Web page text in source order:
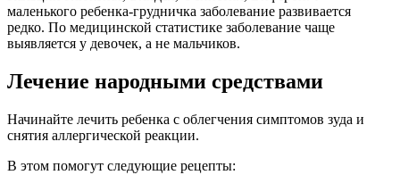
маленького ребенка-грудничка заболевание развивается
редко. По медицинской статистике заболевание чаще
выявляется у девочек, а не мальчиков.
Лечение народными средствами
Начинайте лечить ребенка с облегчения симптомов зуда и
снятия аллергической реакции.
В этом помогут следующие рецепты: